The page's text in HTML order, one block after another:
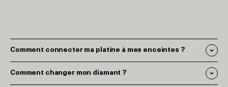
Comment connecter ma platine à mes enceintes ?
Comment changer mon diamant ?